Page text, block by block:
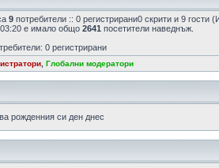
9 потребители :: 0 регистрирани0 скрити и 9
е имало общо 2641 посетители наведнъж.
0 регистрирани
Глобални модератори
рожденния си ден днес